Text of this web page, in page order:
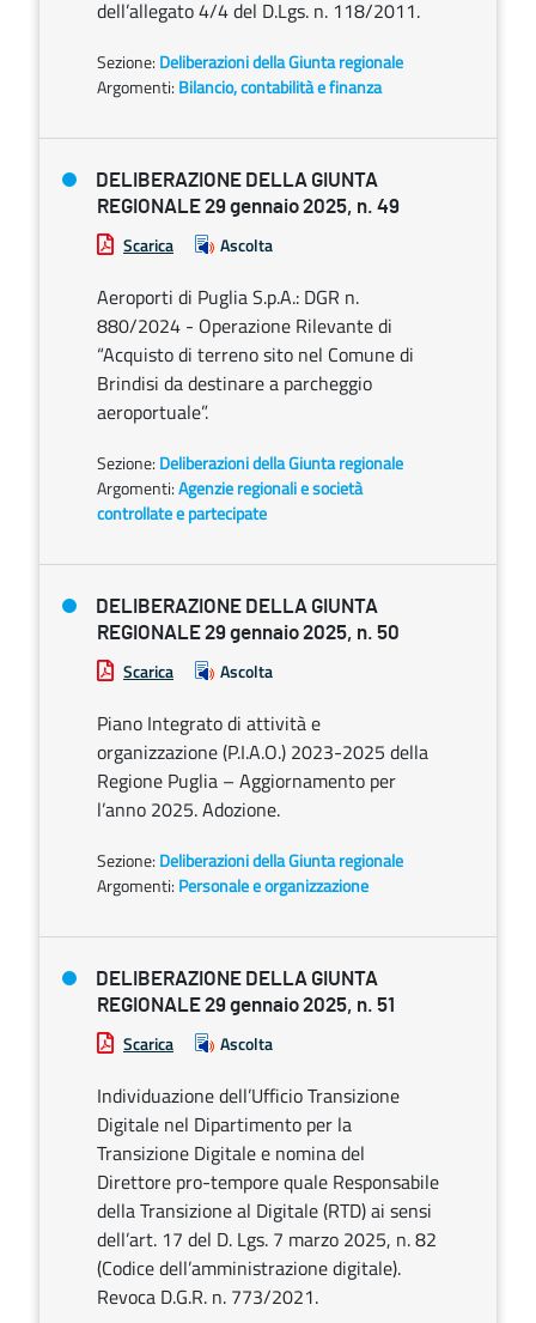
dell’allegato 4/4 del D.Lgs. n. 118/2011.
Sezione: Deliberazioni della Giunta regionale
Argomenti: Bilancio, contabilità e finanza
DELIBERAZIONE DELLA GIUNTA
REGIONALE 29 gennaio 2025, n. 49
Scarica Ascolta
Aeroporti di Puglia S.p.A.: DGR n.
880/2024 - Operazione Rilevante di
“Acquisto di terreno sito nel Comune di
Brindisi da destinare a parcheggio
aeroportuale”.
Sezione: Deliberazioni della Giunta regionale
Argomenti:Agenzie regionali e società
controllate e partecipate
DELIBERAZIONE DELLA GIUNTA
REGIONALE 29 gennaio 2025, n. 50
Scarica Ascolta
Piano Integrato di attività e
organizzazione (P.I.A.O.) 2023-2025 della
Regione Puglia – Aggiornamento per
l’anno 2025. Adozione.
Sezione: Deliberazioni della Giunta regionale
Argomenti: Personale e organizzazione
DELIBERAZIONE DELLA GIUNTA
REGIONALE 29 gennaio 2025, n. 51
Scarica Ascolta
Individuazione dell’Ufficio Transizione
Digitale nel Dipartimento per la
Transizione Digitale e nomina del
Direttore pro-tempore quale Responsabile
della Transizione al Digitale (RTD) ai sensi
dell’art. 17 del D. Lgs. 7 marzo 2025, n. 82
(Codice dell’amministrazione digitale).
Revoca D.G.R. n. 773/2021.